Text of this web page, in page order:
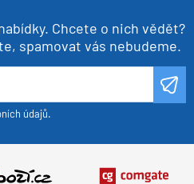
Chcete o nich vědět?
spamovat vás nebudeme.
údajů.